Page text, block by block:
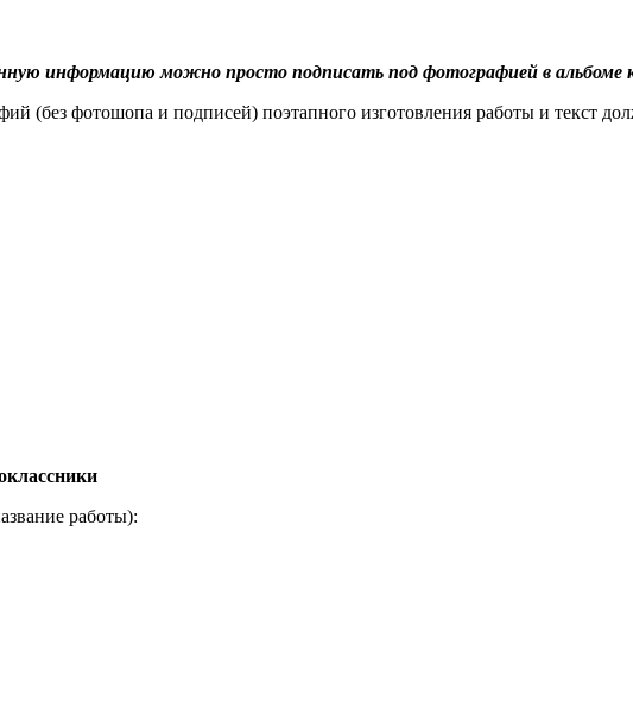
информацию можно просто подписать под фотографией в альбоме
(без фотошопа и подписей) поэтапного изготовления работы и текст
работы):